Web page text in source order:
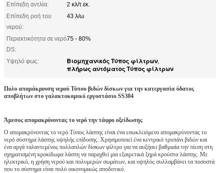
Επίπεδη αντλία:
2 κλ/τ.εκ.
Επίπεδη ροή του
νερού:
43 λ/ω
Περιεκτικότητα σε νερό
DS:
75 - 80%
Υψηλό φως: Βιομηχανικός Τύπος φίλτρων,
πλήρως αυτόματος Τύπος φίλτρων
Πολυ απομάκρυνση νερού Τύπου βιδών δίσκων για την κατεργασία ύδατος
αποβλήτων στο γαλακτοκομικό εργοστάσιο SS304
Άμεσος απομακρύνοντας το νερό την τάφρο οξείδωσης
Ο απομακρύνοντας το νερό Τύπος λάσπης είναι ένα εσωκλειόμενο απομακρύνοντας το
νερό σύστημα λάσπης υψηλής επίδοσης. Χρησιμοποιεί ένα κεντρικό τρυπάνι βιδών και
ένα αργά ταλαντεμένος πολλαπλών δίσκων φίλτρο για να αυξήσει βαθμιαία την πίεση στη
σχηματισμένη κροκίδωμα λάσπη να παραχθεί μια εξαιρετικά ξηρά κρούστα λάσπης. Με
ηλεκτρικό, η χρήση νερού και πολυμερών σωμάτων, και υψηλός συλλαμβάνει τα ποσοστά
που το σύστημα είναι πολύ οικονομικώς αποδοτικό.